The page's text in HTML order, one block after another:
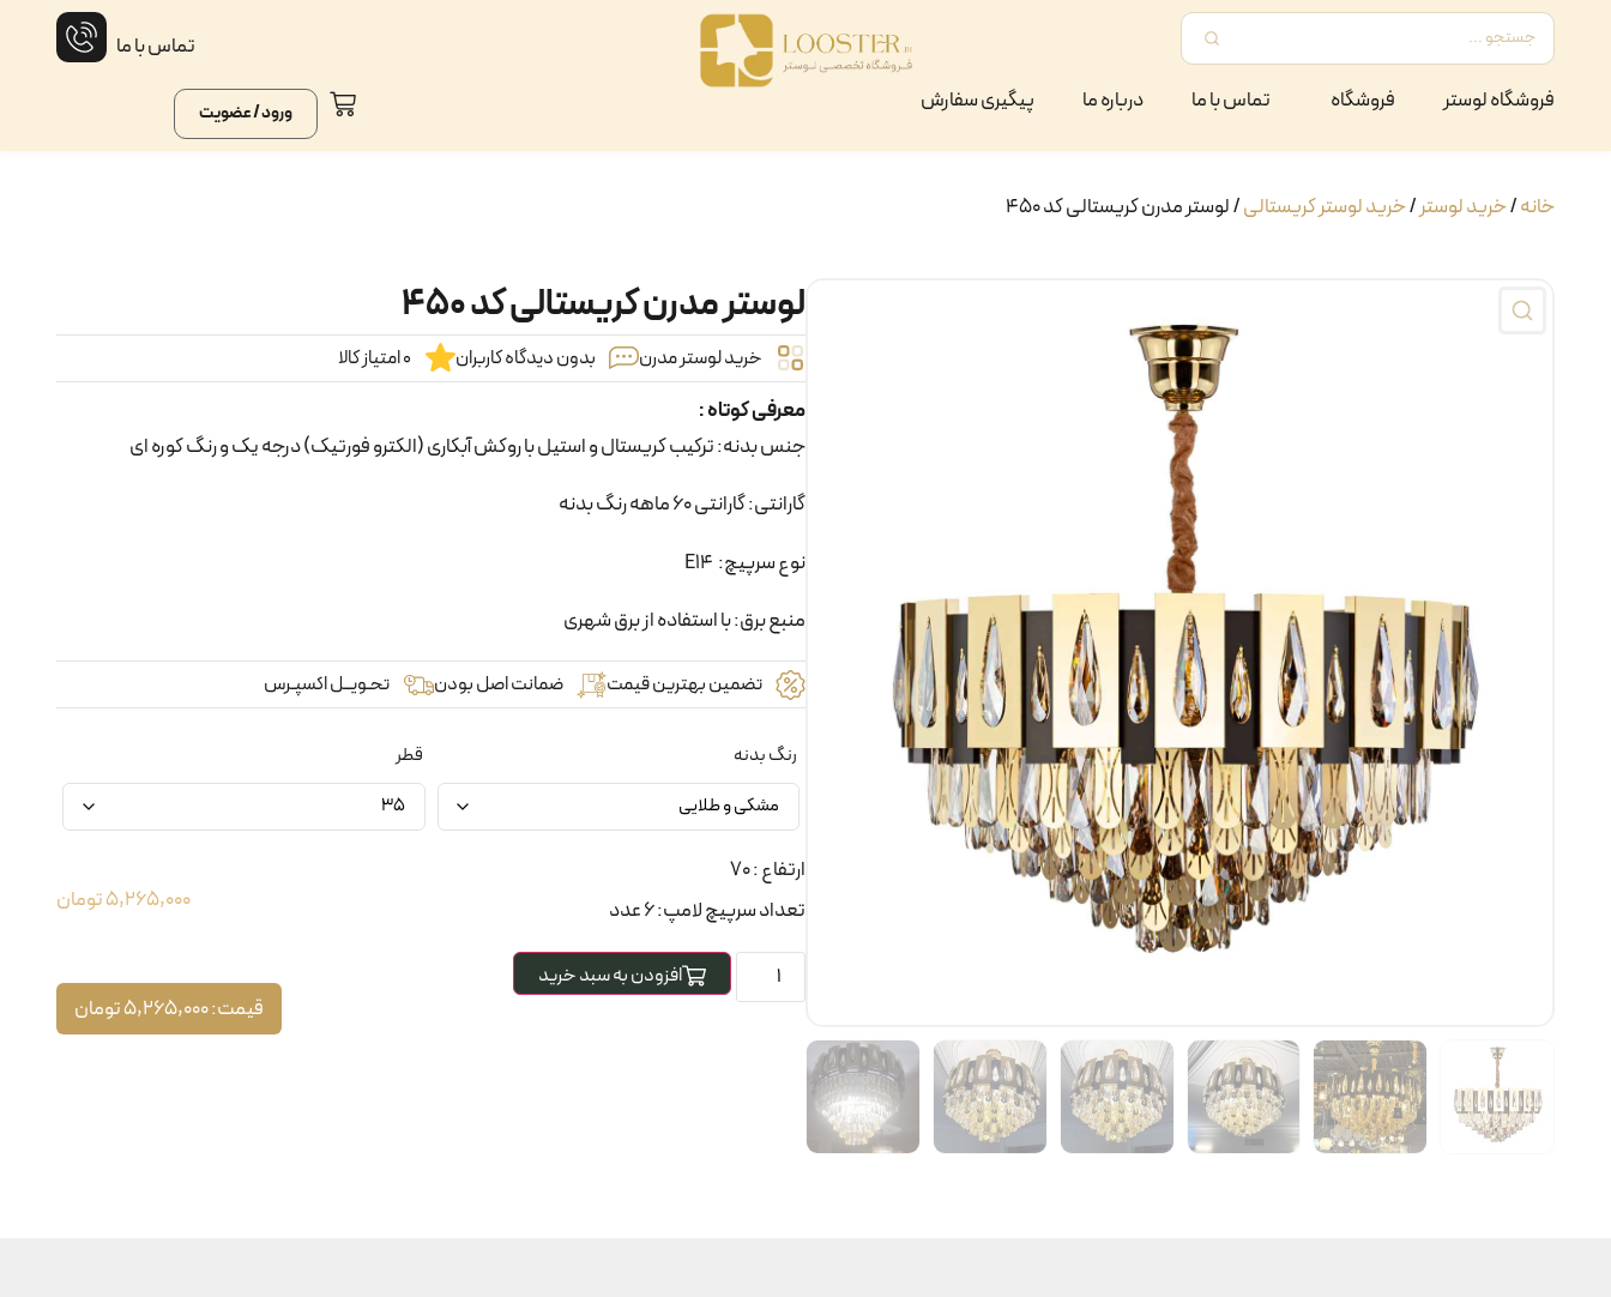
تماس با ما
فروشگاه لوستر
فروشگاه تماس با ما درباره ما پیگیری سفارش ورود / عضویت
خانه/خرید لوستر/خرید لوستر کریستالی/ لوستر مدرن کریستالی کد ۴۵۰
لوستر مدرن کریستالی کد ۴۵۰
خرید لوستر مدرن بدون دیدگاه کاربران 0 امتیاز کالا
معرفی کوتاه :
جنس بدنه: ترکیب کریستال و استیل با روکش آبکاری (الکترو فورتیک) درجه یک و رنگ کوره ای
گارانتی: گارانتی 60 ماهه رنگ بدنه
نوع سرپیچ: E14
منبع برق: با استفاده از برق شهری
تضمین بهترین قیمت ضمانت اصل بودن تحـویــل اکسپـرس
رنگ بدنه قطر
ارتفاع : 70
تعداد سرپیچ لامپ: 6 عدد
5,265,000تومان
افزودن به سبد خرید
قیمت:5,265,000تومان